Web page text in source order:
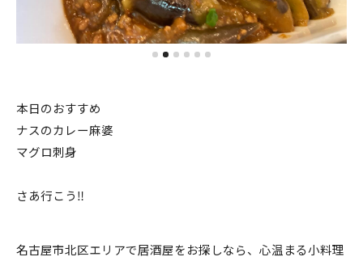
本日のおすすめ
ナスのカレー麻婆
マグロ刺身
さあ行こう‼️
名古屋市北区エリアで居酒屋をお探しなら、心温まる小料理